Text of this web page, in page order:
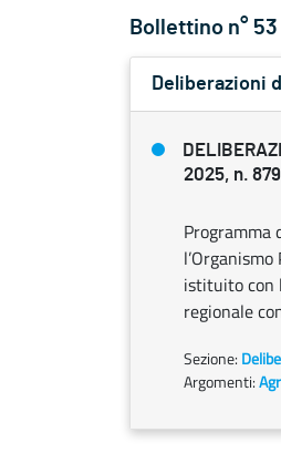
Bollettino n°
Deliberazioni
2025, n. 879
Programma
istituito con
regionale
Sezione:
Argomenti: